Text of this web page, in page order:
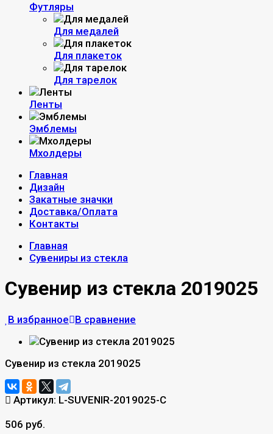
Футляры
Для медалей
Для плакеток
Для тарелок
Ленты
Эмблемы
Мхолдеры
Главная
Дизайн
Закатные значки
Доставка/Оплата
Контакты
Главная
Сувениры из стекла
Сувенир из стекла 2019025
В избранное В сравнение
Сувенир из стекла 2019025
Артикул: L-SUVENIR-2019025-C
506 руб.